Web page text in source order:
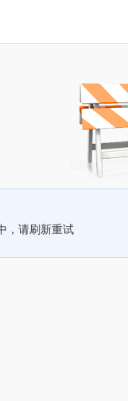
，请刷新重试